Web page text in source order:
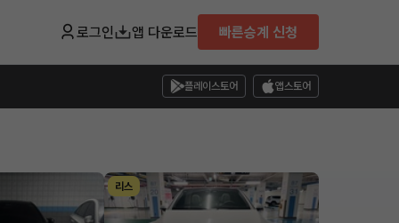
로그인 앱 다운로드 빠른승계 신청
플레이스토어 앱스토어
리스